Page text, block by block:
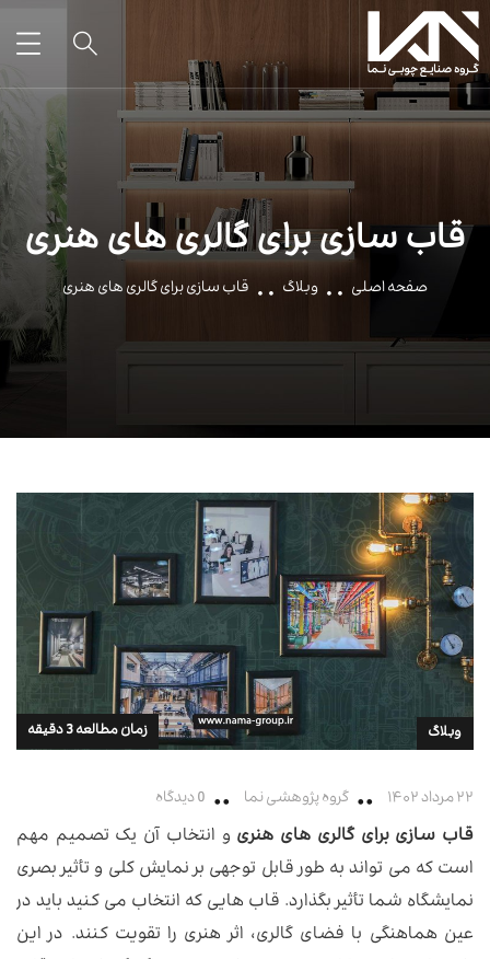
قاب سازی برای گالری های هنری
صفحه اصلی وبلاگ قاب سازی برای گالری های هنری
وبلاگ
۲۲ مرداد ۱۴۰۲ گروه پژوهشی نما 0 دیدگاه
قاب سازی برای گالری های هنری و انتخاب آن یک تصمیم مهم
است که می تواند به طور قابل توجهی بر نمایش کلی و تأثیر بصری
نمایشگاه شما تأثیر بگذارد. قاب هایی که انتخاب می کنید باید در
عین هماهنگی با فضای گالری، اثر هنری را تقویت کنند. در این
زمان مطالعه 3 دقیقه